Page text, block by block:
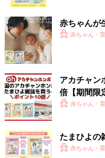
赤ちゃんが
赤ちゃん・
アカチャン
倍【期間限
赤ちゃん・
たまひよの
赤ちゃん・